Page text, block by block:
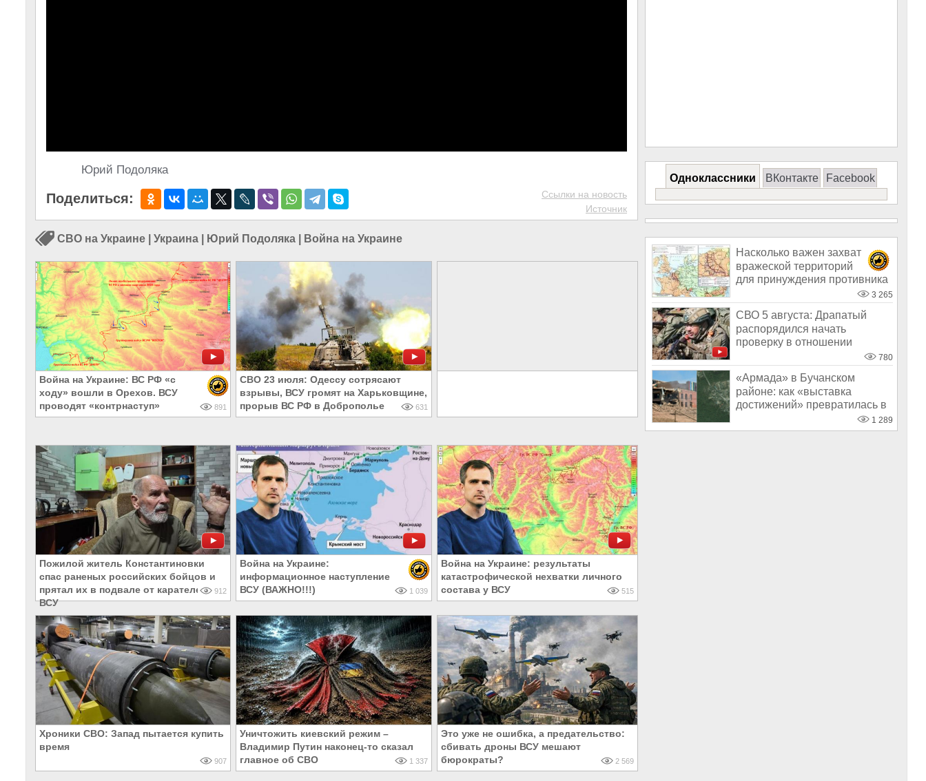
Юрий Подоляка
Поделиться:
Ссылки на новость
Источник
СВО на Украине Украина Юрий Подоляка Война на Украине
Война на Украине: ВС РФ «с
ходу» вошли в Орехов. ВСУ
проводят «контрнаступ»
891
СВО 23 июля: Одессу сотрясают
взрывы, ВСУ громят на Харьковщине,
прорыв ВС РФ в Доброполье
631
Пожилой житель Константиновки
спас раненых российских бойцов и
прятал их в подвале от карателей
ВСУ
912
Война на Украине:
информационное наступление
ВСУ (ВАЖНО!!!)
1 039
Война на Украине: результаты
катастрофической нехватки личного
состава у ВСУ
515
Хроники СВО: Запад пытается купить
время
907
Уничтожить киевский режим –
Владимир Путин наконец-то сказал
главное об СВО
1 337
Это уже не ошибка, а предательство:
сбивать дроны ВСУ мешают
бюрократы?
2 569
Одноклассники ВКонтакте Facebook
Насколько важен захват
вражеской территорий
для принуждения противника
3 265
СВО 5 августа: Драпатый
распорядился начать
проверку в отношении
780
«Армада» в Бучанском
районе: как «выставка
достижений» превратилась в
1 289